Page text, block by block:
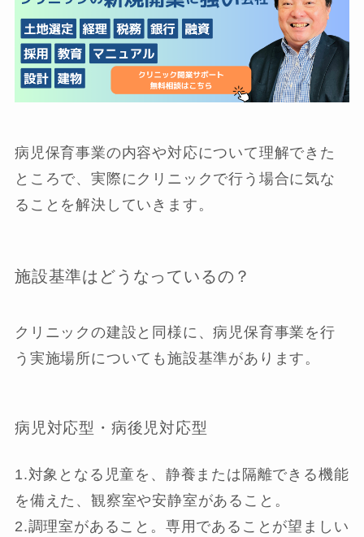
病児保育事業の内容や対応について理解できた
ところで、実際にクリニックで行う場合に気な
ることを解決していきます。
施設基準はどうなっているの？
クリニックの建設と同様に、病児保育事業を行
う実施場所についても施設基準があります。
病児対応型・病後児対応型
1.対象となる児童を、静養または隔離できる機能
を備えた、観察室や安静室があること。
2.調理室があること。専用であることが望ましい